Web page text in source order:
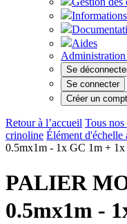
Aides
Administration
Se
Se connecter
Créer un
Retour à l’accueil Tous
crinoline Élément d'échelle
0.5mx1m - 1x GC 1m +
PALIER
0.5mx1m -